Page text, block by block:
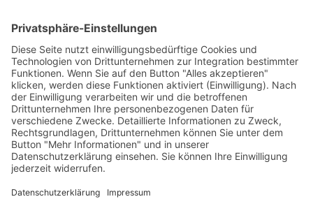
Dokumente
HOTLINE
PURELINK.DE